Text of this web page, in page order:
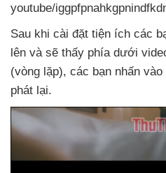
youtube/
Sau khi cài đặt tiện ích các
lên và sẽ thấy phía dưới
(vòng lặp), các bạn nhấn vào
phát lại.